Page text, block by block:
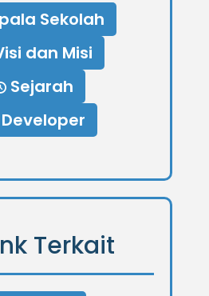
Sekolah
dan Misi
Sejarah
Developer
Terkait